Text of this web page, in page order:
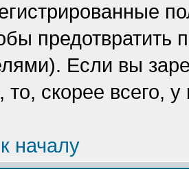
предотвратить
Если вы
то, скорее всего,
началу